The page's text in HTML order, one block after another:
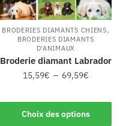
BRODERIES DIAMANTS CHIENS,
BRODERIES DIAMANTS
D'ANIMAUX
Broderie diamant Labrador
15,59€ – 69,59€
Choix des options